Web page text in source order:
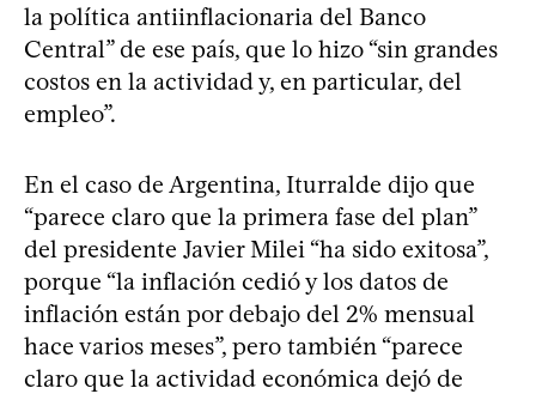
la política antiinflacionaria del Banco
Central” de ese país, que lo hizo “sin grandes
costos en la actividad y, en particular, del
empleo”.
En el caso de Argentina, Iturralde dijo que
“parece claro que la primera fase del plan”
del presidente Javier Milei “ha sido exitosa”,
porque “la inflación cedió y los datos de
inflación están por debajo del 2% mensual
hace varios meses”, pero también “parece
claro que la actividad económica dejó de